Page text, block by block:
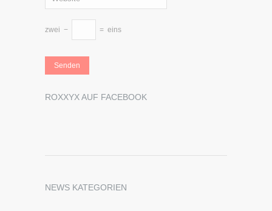
zwei − = eins
ROXXYX AUF FACEBOOK
NEWS KATEGORIEN